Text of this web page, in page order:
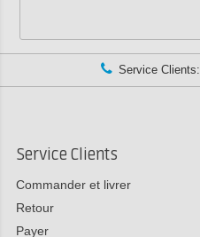
Service Clients:
Service Clients
Commander et livrer
Retour
Payer